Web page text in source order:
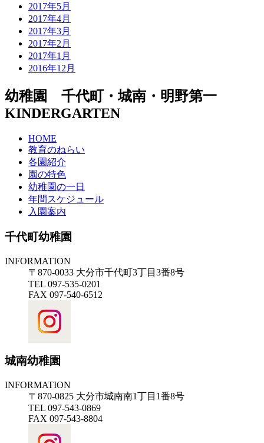
2017年5月
2017年4月
2017年3月
2017年2月
2017年1月
2016年12月
幼稚園 千代町・城南・明野第一
KINDERGARTEN
HOME
教育のねらい
各園紹介
園の特色
幼稚園の一日
年間スケジュール
入園案内
千代町幼稚園
INFORMATION
〒870-0033 大分市千代町3丁目3番8号
TEL 097-535-0201
FAX 097-540-6512
城南幼稚園
INFORMATION
〒870-0825 大分市城南南1丁目1番8号
TEL 097-543-0869
FAX 097-543-8804